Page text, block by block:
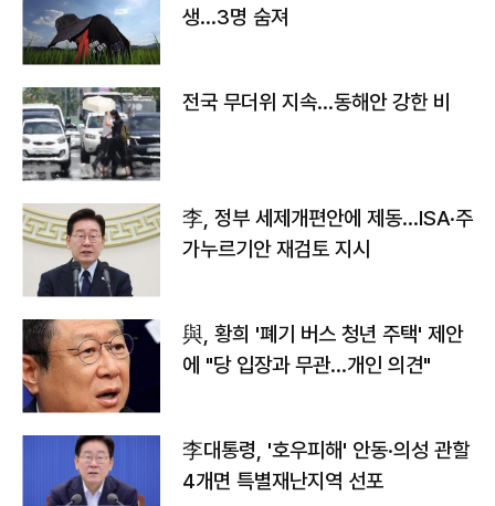
생…3명 숨져
전국 무더위 지속…동해안 강한 비
李, 정부 세제개편안에 제동…ISA·주
가누르기안 재검토 지시
與, 황희 '폐기 버스 청년 주택' 제안
에 "당 입장과 무관…개인 의견"
李대통령, '호우피해' 안동·의성 관할
4개면 특별재난지역 선포